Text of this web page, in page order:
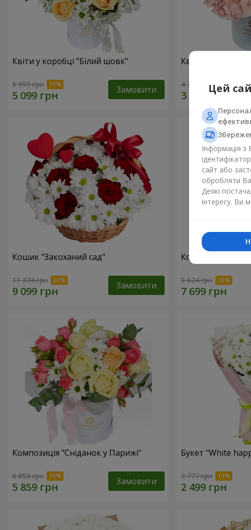
Квіти у коробці "Білий шовк"
5 999 грн Замовити
Квіти в коробці
4 705 грн
Кошик "Закоханий сад"
11 374 грн Замовити
Композиція
9 624 грн
Композиція "Сніданок у Парижі"
6 893 грн Замовити
Букет "White
2 777 грн
Цей
Інформація
сайт або
обробляти
Деякі
інтересу. Ви